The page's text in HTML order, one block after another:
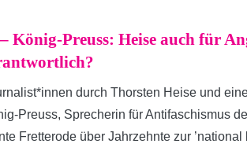
König-Preuss: Heise auch für
durch Thorsten Heise und
Preuss, Sprecherin für Antifaschismus
Fretterode über Jahrzehnte zur